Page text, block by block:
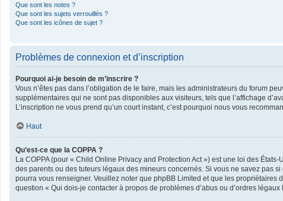
Que sont les notes ?
Que sont les sujets verrouillés ?
Que sont les icônes de sujet ?
Problèmes de connexion et d’inscription
Pourquoi ai-je besoin de m’inscrire ?
Vous n’êtes pas dans l’obligation de le faire, mais les administrateurs du forum
supplémentaires qui ne sont pas disponibles aux visiteurs, tels que l’affichage
L’inscription ne vous prend qu’un court instant, c’est pourquoi nous vous
Haut
Qu’est-ce que la COPPA ?
La COPPA (pour « Child Online Privacy and Protection Act ») est une loi des
des parents ou des tuteurs légaux des mineurs concernés. Si vous ne savez pas
pourra vous renseigner. Veuillez noter que phpBB Limited et que les propriétaires
question « Qui dois-je contacter à propos de problèmes d’abus ou d’ordres légaux